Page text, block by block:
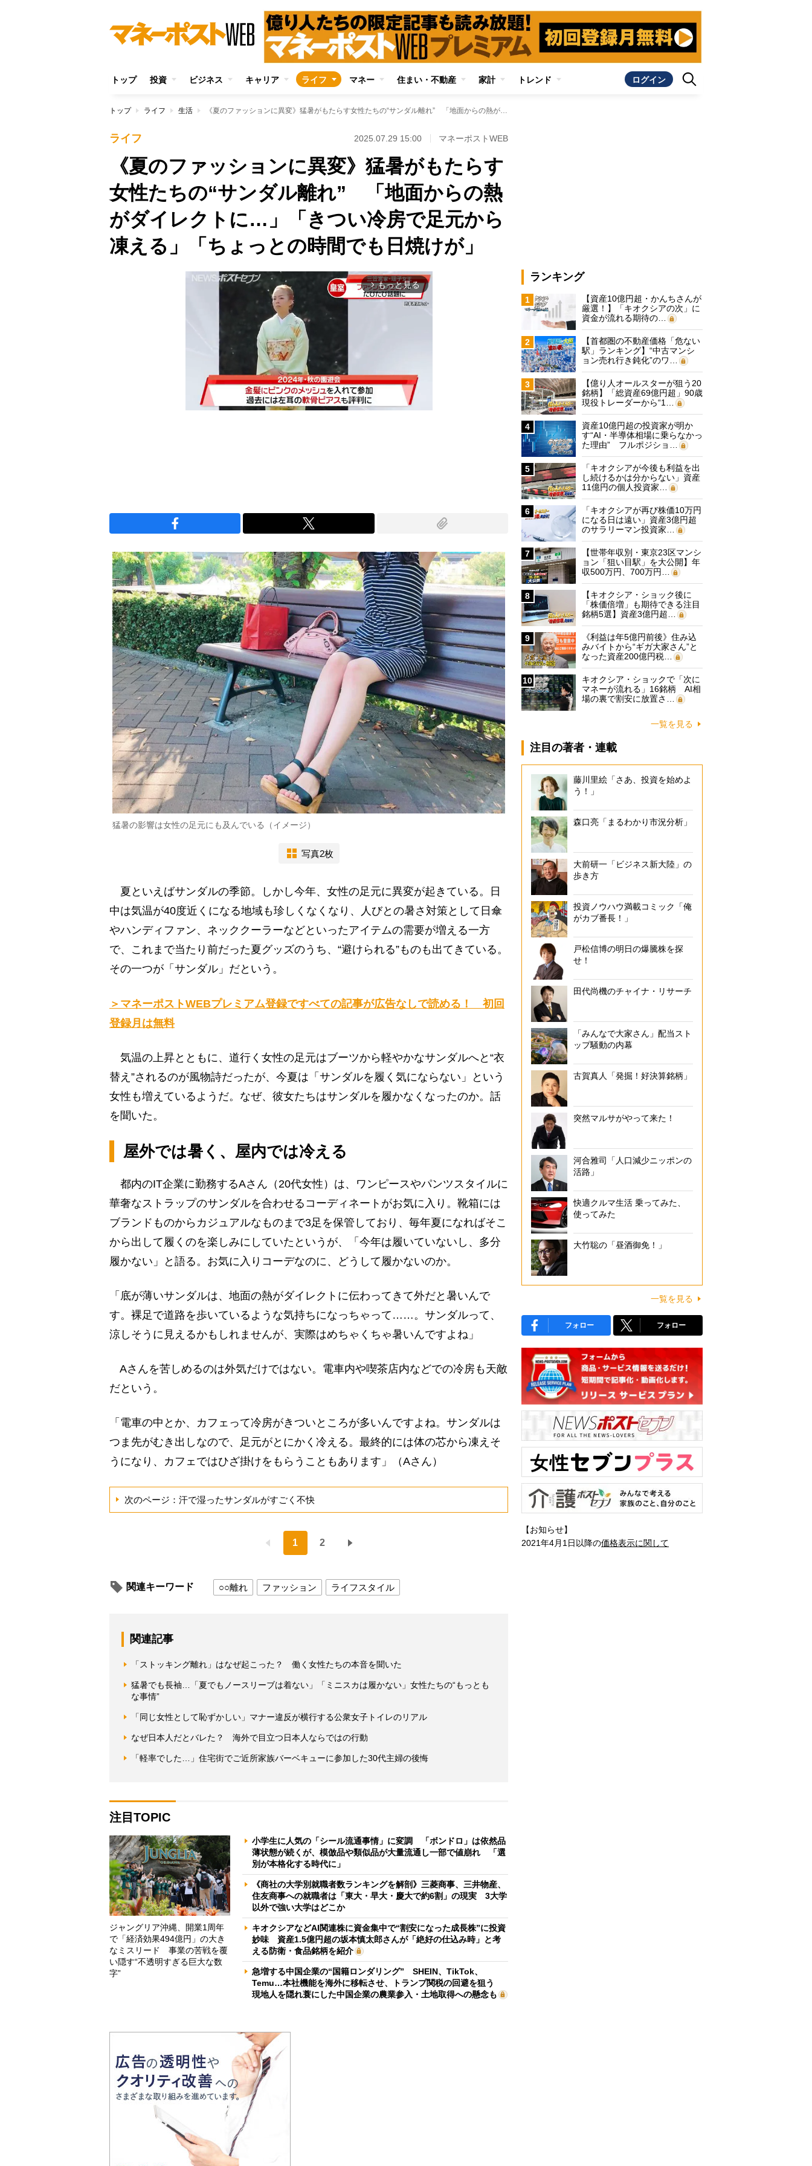
トップ 投資 ビジネス キャリア ライフ マネー 住まい・不動産 家計 トレンド ログイン
トップ ライフ 生活 《夏のファッションに異変》猛暑がもたらす女性たちの“サンダル離れ” 「地面からの熱がダイレクトに…」「きつい冷房で足元から凍える」「ちょっとの時間でも日焼けが」
ライフ 2025.07.29 15:00 マネーポストWEB
《夏のファッションに異変》猛暑がもたらす
女性たちの“サンダル離れ” 「地面からの熱
がダイレクトに…」「きつい冷房で足元から
凍える」「ちょっとの時間でも日焼けが」
arrow_forward_ios もっと見る
猛暑の影響は女性の足元にも及んでいる（イメージ）
写真2枚
夏といえばサンダルの季節。しかし今年、女性の足元に異変が起きている。日
中は気温が40度近くになる地域も珍しくなくなり、人びとの暑さ対策として日傘
やハンディファン、ネッククーラーなどといったアイテムの需要が増える一方
で、これまで当たり前だった夏グッズのうち、“避けられる”ものも出てきている。
その一つが「サンダル」だという。
＞マネーポストWEBプレミアム登録ですべての記事が広告なしで読める！ 初回
登録月は無料
気温の上昇とともに、道行く女性の足元はブーツから軽やかなサンダルへと“衣
替え”されるのが風物詩だったが、今夏は「サンダルを履く気にならない」という
女性も増えているようだ。なぜ、彼女たちはサンダルを履かなくなったのか。話
を聞いた。
屋外では暑く、屋内では冷える
都内のIT企業に勤務するAさん（20代女性）は、ワンピースやパンツスタイルに
華奢なストラップのサンダルを合わせるコーディネートがお気に入り。靴箱には
ブランドものからカジュアルなものまで3足を保管しており、毎年夏になればそこ
から出して履くのを楽しみにしていたというが、「今年は履いていないし、多分
履かない」と語る。お気に入りコーデなのに、どうして履かないのか。
「底が薄いサンダルは、地面の熱がダイレクトに伝わってきて外だと暑いんで
す。裸足で道路を歩いているような気持ちになっちゃって……。サンダルって、
涼しそうに見えるかもしれませんが、実際はめちゃくちゃ暑いんですよね」
Aさんを苦しめるのは外気だけではない。電車内や喫茶店内などでの冷房も天敵
だという。
「電車の中とか、カフェって冷房がきついところが多いんですよね。サンダルは
つま先がむき出しなので、足元がとにかく冷える。最終的には体の芯から凍えそ
うになり、カフェではひざ掛けをもらうこともあります」（Aさん）
次のページ：汗で湿ったサンダルがすごく不快
1 2
関連キーワード ○○離れ ファッション ライフスタイル
関連記事
「ストッキング離れ」はなぜ起こった？ 働く女性たちの本音を聞いた
猛暑でも長袖…「夏でもノースリーブは着ない」「ミニスカは履かない」女性たちの“もっとも
な事情”
「同じ女性として恥ずかしい」マナー違反が横行する公衆女子トイレのリアル
なぜ日本人だとバレた？ 海外で目立つ日本人ならではの行動
「軽率でした…」住宅街でご近所家族バーベキューに参加した30代主婦の後悔
注目TOPIC
ジャングリア沖縄、開業1周年
で「経済効果494億円」の大き
なミスリード 事業の苦戦を覆
い隠す“不透明すぎる巨大な数
字”
小学生に人気の「シール流通事情」に変調 「ボンドロ」は依然品
薄状態が続くが、模倣品や類似品が大量流通し一部で値崩れ 「選
別が本格化する時代に」
《商社の大学別就職者数ランキングを解剖》三菱商事、三井物産、
住友商事への就職者は「東大・早大・慶大で約6割」の現実 3大学
以外で強い大学はどこか
キオクシアなどAI関連株に資金集中で“割安になった成長株”に投資
妙味 資産1.5億円超の坂本慎太郎さんが「絶好の仕込み時」と考
える防衛・食品銘柄を紹介
急増する中国企業の“国籍ロンダリング” SHEIN、TikTok、
Temu…本社機能を海外に移転させ、トランプ関税の回避を狙う
現地人を隠れ蓑にした中国企業の農業参入・土地取得への懸念も
ランキング
1
【資産10億円超・かんちさんが
厳選！】「キオクシアの次」に
資金が流れる期待の…
2
【首都圏の不動産価格「危ない
駅」ランキング】“中古マンシ
ョン売れ行き鈍化”のワ…
3
【億り人オールスターが狙う20
銘柄】「総資産69億円超」90歳
現役トレーダーから“1…
4
資産10億円超の投資家が明か
す“AI・半導体相場に乗らなかっ
た理由” フルポジショ…
5
「キオクシアが今後も利益を出
し続けるかは分からない」資産
11億円の個人投資家…
6
「キオクシアが再び株価10万円
になる日は遠い」資産3億円超
のサラリーマン投資家…
7
【世帯年収別・東京23区マンシ
ョン「狙い目駅」を大公開】年
収500万円、700万円…
8
【キオクシア・ショック後に
「株価倍増」も期待できる注目
銘柄5選】資産3億円超…
9
《利益は年5億円前後》住み込
みバイトから“ギガ大家さん”と
なった資産200億円税…
10
キオクシア・ショックで「次に
マネーが流れる」16銘柄 AI相
場の裏で割安に放置さ…
一覧を見る
注目の著者・連載
藤川里絵「さあ、投資を始めよ
う！」
森口亮「まるわかり市況分析」
大前研一「ビジネス新大陸」の
歩き方
投資ノウハウ満載コミック「俺
がカブ番長！」
戸松信博の明日の爆騰株を探
せ！
田代尚機のチャイナ・リサーチ
「みんなで大家さん」配当スト
ップ騒動の内幕
古賀真人「発掘！好決算銘柄」
突然マルサがやって来た！
河合雅司「人口減少ニッポンの
活路」
快適クルマ生活 乗ってみた、
使ってみた
大竹聡の「昼酒御免！」
一覧を見る
フォロー フォロー
【お知らせ】
2021年4月1日以降の価格表示に関して